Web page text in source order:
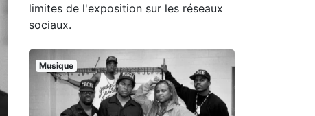
limites de l'exposition sur les réseaux
sociaux.
Musique